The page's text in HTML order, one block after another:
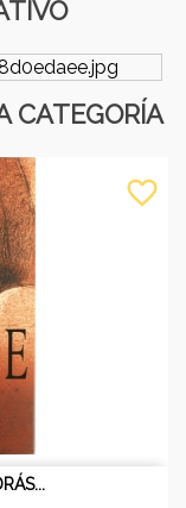
CATEGORÍA
favorite_border